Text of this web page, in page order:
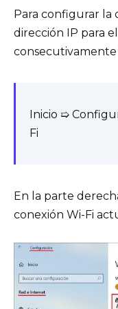
Para configurar la
dirección IP para
Inicio ➯
Fi
En la parte
conexión Wi-Fi